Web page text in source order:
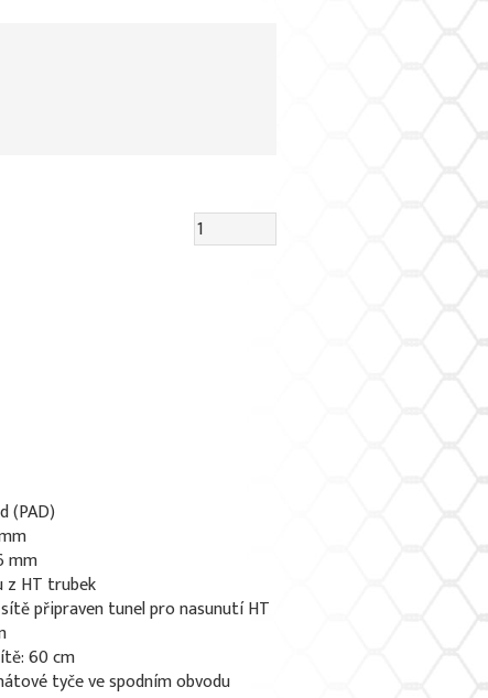
(PAD)
mm
z HT trubek
připraven tunel pro nasunutí HT
60 cm
tyče ve spodním obvodu